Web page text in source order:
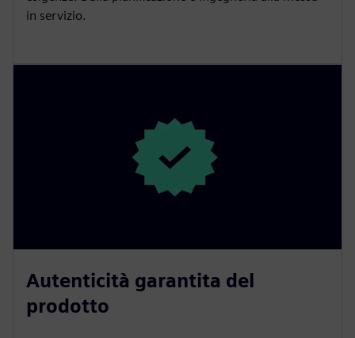
in servizio.
Autenticità garantita del
prodotto